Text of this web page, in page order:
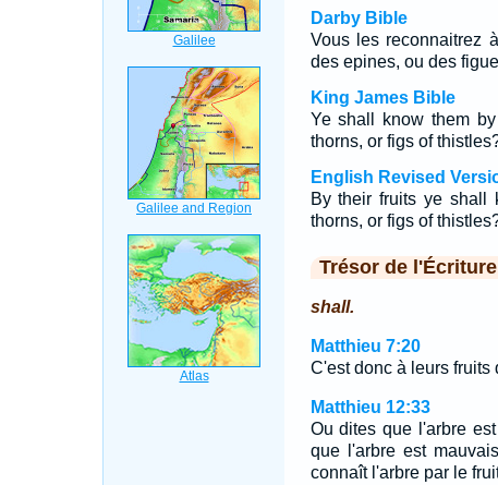
Darby Bible
Vous les reconnaitrez
des epines, ou des
King James Bible
Ye shall know them
thorns, or figs of
English Revised
By their fruits ye shall
thorns, or figs of
Trésor de l'Écriture
shall.
Matthieu 7:20
C'est donc à leurs fruits
Matthieu 12:33
Ou dites que l'arbre
que l'arbre est
connaît l'arbre par le